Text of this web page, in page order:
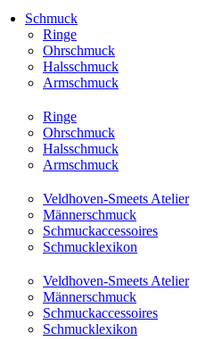
Schmuck
Ringe
Ohrschmuck
Halsschmuck
Armschmuck
Ringe
Ohrschmuck
Halsschmuck
Armschmuck
Veldhoven-Smeets Atelier
Männerschmuck
Schmuckaccessoires
Schmucklexikon
Veldhoven-Smeets Atelier
Männerschmuck
Schmuckaccessoires
Schmucklexikon